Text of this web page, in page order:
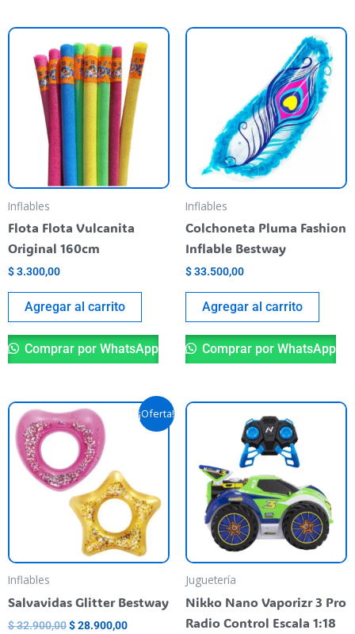
Inflables
Flota Flota Vulcanita
Original 160cm
$3.300,00
Agregar al carrito
Comprar por WhatsApp
Inflables
Colchoneta Pluma Fashion
Inflable Bestway
$33.500,00
Agregar al carrito
Comprar por WhatsApp
¡Oferta!
Inflables
Salvavidas Glitter Bestway
$32.900,00
El
precio
original
era:
$ 32.900,00.
$28.900,00
El
precio
actual
Este
producto
variantes.
opciones
se
pueden
elegir
Juguetería
Nikko Nano Vaporizr 3 Pro
Radio Control Escala 1:18